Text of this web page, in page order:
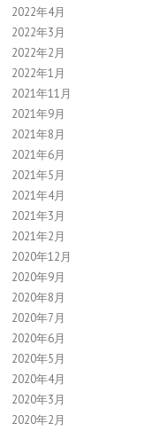
2022年4月
2022年3月
2022年2月
2022年1月
2021年11月
2021年9月
2021年8月
2021年6月
2021年5月
2021年4月
2021年3月
2021年2月
2020年12月
2020年9月
2020年8月
2020年7月
2020年6月
2020年5月
2020年4月
2020年3月
2020年2月